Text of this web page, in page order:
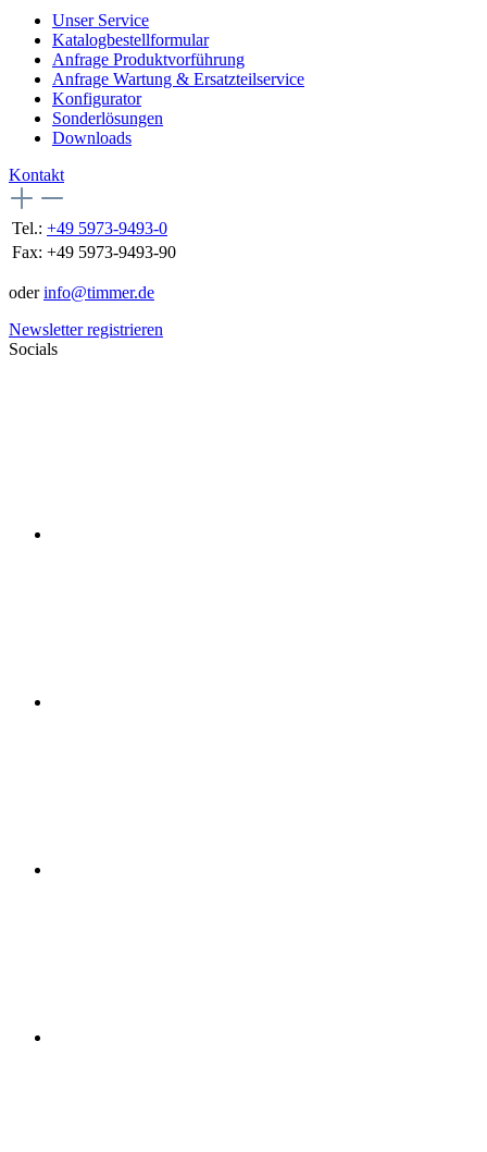
Unser Service
Katalogbestellformular
Anfrage Produktvorführung
Anfrage Wartung & Ersatzteilservice
Konfigurator
Sonderlösungen
Downloads
Kontakt
Tel.: +49 5973-9493-0
Fax: +49 5973-9493-90
oderinfo@timmer.de
Newsletter registrieren
Socials